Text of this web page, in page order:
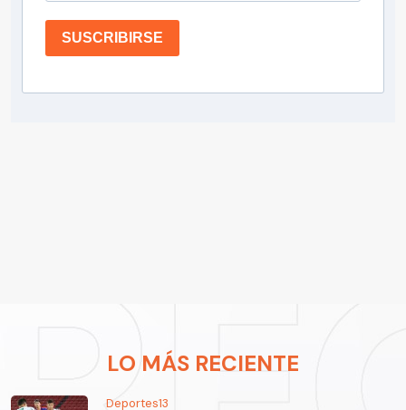
SUSCRIBIRSE
LO MÁS RECIENTE
Deportes13